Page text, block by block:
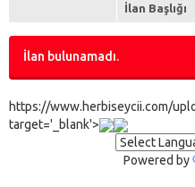
İlan Başlığı
İlan bulunamadı.
https://www.herbiseycii.com/
target='_blank'>
Powered by